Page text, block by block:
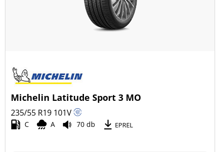
Michelin Latitude Sport 3 MO
235/55 R19 101V
C A 70 db EPREL